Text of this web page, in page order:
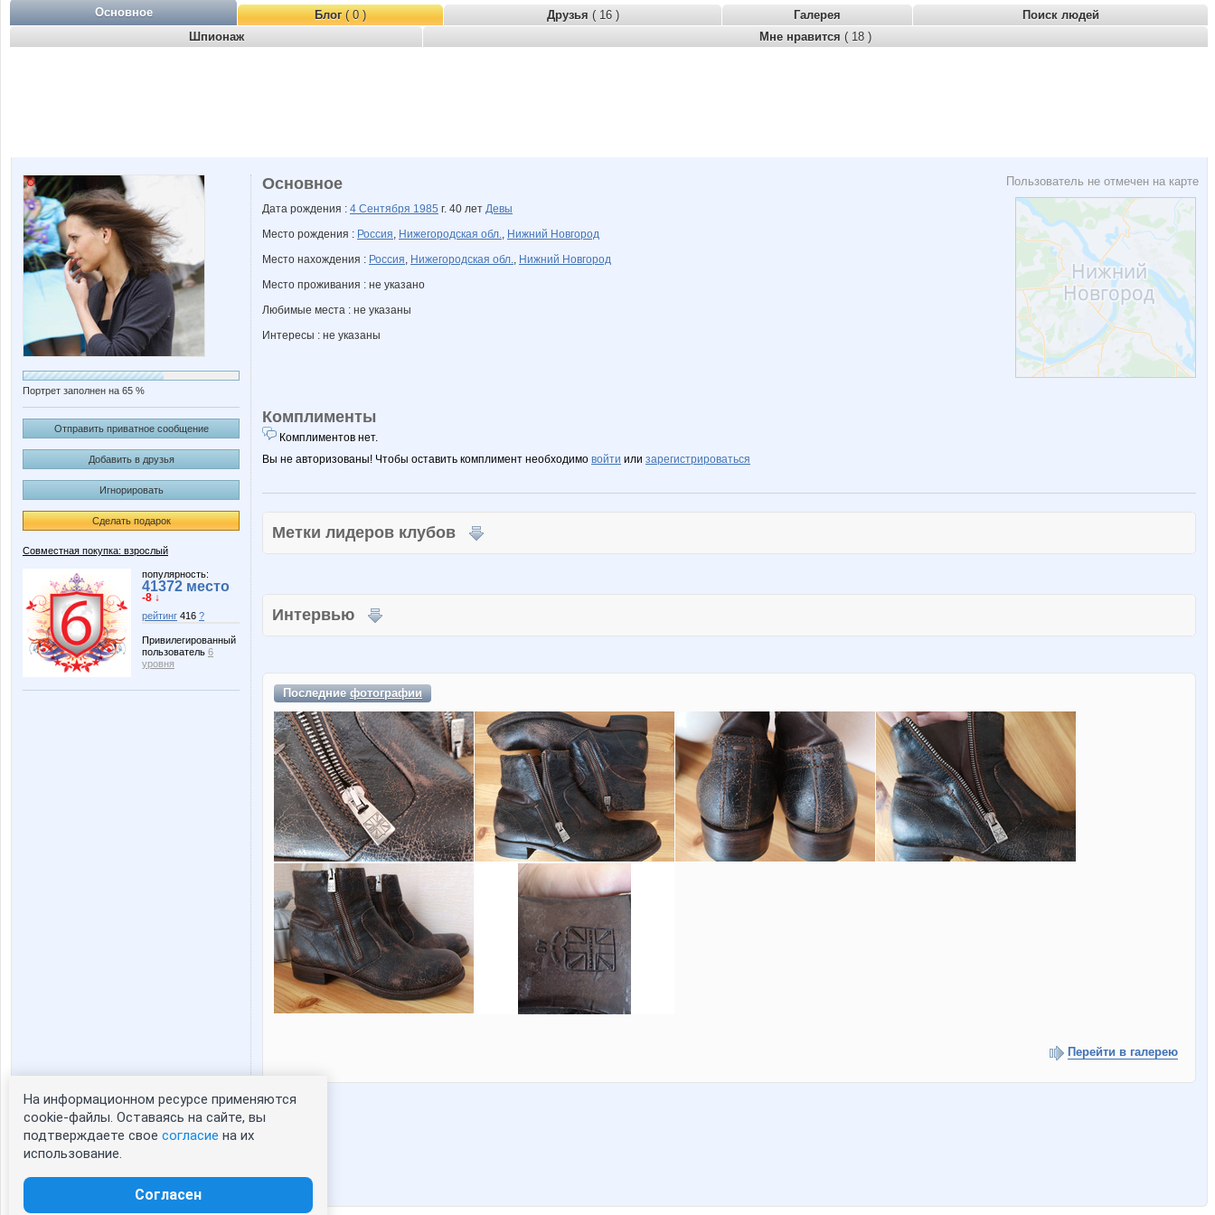
Основное Блог( 0 ) Друзья ( 16 ) Галерея
Поиск людей
Шпионаж
Мне нравится ( 18 )
Портрет заполнен на 65 %
Отправить приватное сообщение
Добавить в друзья
Игнорировать
Сделать подарок
Совместная покупка: взрослый
популярность:
41372 место
-8 ↓
рейтинг 416 ?
Привилегированный
пользователь 6
уровня
Статистика портрета:
сейчас просматривают портрет - 0
зарегистрированные пользователи
Пользователь не отмечен на карте
Основное
Дата рождения : 4 Сентября 1985 г. 40 лет Девы
Место рождения : Россия, Нижегородская обл., Нижний Новгород
Место нахождения : Россия, Нижегородская обл., Нижний Новгород
Место проживания : не указано
Любимые места : не указаны
Интересы : не указаны
Комплименты
Комплиментов нет.
Вы не авторизованы! Чтобы оставить комплимент необходимо войти или зарегистрироваться
Метки лидеров клубов
Интервью
Последниефотографии
Перейти в галерею
На информационном ресурсе применяются
cookie-файлы. Оставаясь на сайте, вы
подтверждаете свое согласие на их
использование.
Согласен